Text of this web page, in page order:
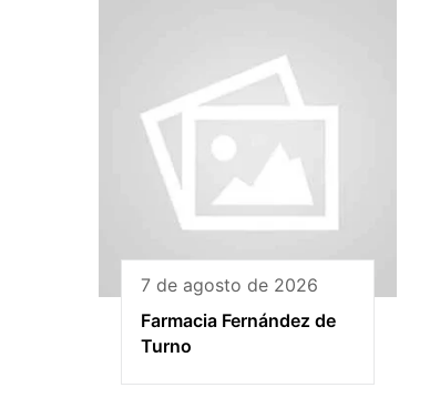
7 de agosto de 2026
Farmacia Fernández de
Turno